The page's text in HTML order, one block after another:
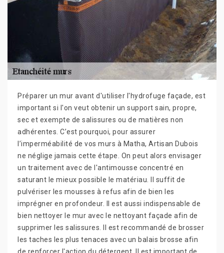
Préparer un mur avant d'utiliser l'hydrofuge façade, est
important si l'on veut obtenir un support sain, propre,
sec et exempte de salissures ou de matières non
adhérentes. C’est pourquoi, pour assurer
l’imperméabilité de vos murs à Matha, Artisan Dubois
ne néglige jamais cette étape. On peut alors envisager
un traitement avec de l'antimousse concentré en
saturant le mieux possible le matériau. Il suffit de
pulvériser les mousses à refus afin de bien les
imprégner en profondeur. Il est aussi indispensable de
bien nettoyer le mur avec le nettoyant façade afin de
supprimer les salissures. Il est recommandé de brosser
les taches les plus tenaces avec un balais brosse afin